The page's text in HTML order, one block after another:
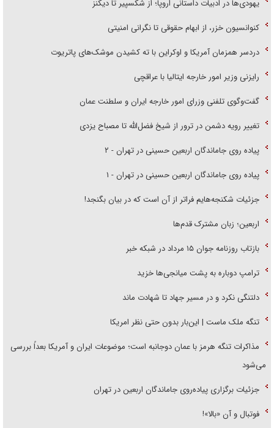
یهودی‌ها در ادبیات داستانی اروپا؛ از شکسپیر تا دیکنز
کنوانسیون خزر، از ابهام حقوقی تا نگرانی امنیتی
دردسر همزمان آمریکا و اوکراین با ته کشیدن موشک‌های پاتریوت
رایزنی وزیر امور خارجه ایتالیا با عراقچی
گفت‌وگوی تلفنی وزرای امور خارجه ایران و سلطنت عمان
تغییر رویه دشمن در ترور از شیخ فضل‌الله تا مصباح یزدی
پیاده روی جاماندگان اربعین حسینی در تهران - ۲
پیاده روی جاماندگان اربعین حسینی در تهران - ۱
جزئیات شکنجه‌هایم فراتر از آن است که در بیان بگنجد!
اربعین؛ زبان مشترک قدم‌ها
بازتاب روزنامه جوان ۱۵ مرداد در شبکه خبر
ترامپ دوباره به پشت میانجی‌ها خزید
دلتنگی نکرد و در مسیر جهاد تا شهادت ماند
تنگه ملک ماست | این‌بار بدون حتی نظر امریکا
مذاکرات تنگه هرمز با عمان دوجانبه است؛ موضوعات ایران و آمریکا بعداً بررسی
می‌شود
جزئیات برگزاری پیاده‌روی جاماندگان اربعین در تهران
فوتبال و آن «بالا»!